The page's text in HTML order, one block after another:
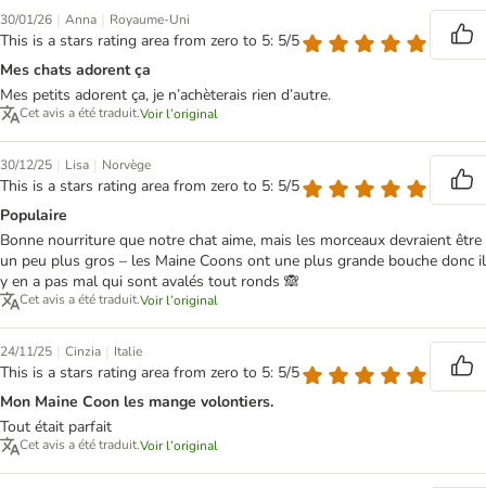
30/01/26 | Anna | Royaume-Uni
This is a stars rating area from zero to 5: 5/5
Mes chats adorent ça
Mes petits adorent ça, je n’achèterais rien d’autre.
Cet avis a été traduit.Voir l’original
30/12/25 | Lisa | Norvège
This is a stars rating area from zero to 5: 5/5
Populaire
Bonne nourriture que notre chat aime, mais les morceaux devraient être
un peu plus gros – les Maine Coons ont une plus grande bouche donc il
y en a pas mal qui sont avalés tout ronds 🙈
Cet avis a été traduit.Voir l’original
24/11/25 | Cinzia | Italie
This is a stars rating area from zero to 5: 5/5
Mon Maine Coon les mange volontiers.
Tout était parfait
Cet avis a été traduit.Voir l’original